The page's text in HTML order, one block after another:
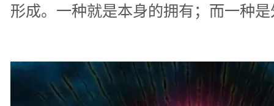
形成。一种就是本身的拥有；而一种